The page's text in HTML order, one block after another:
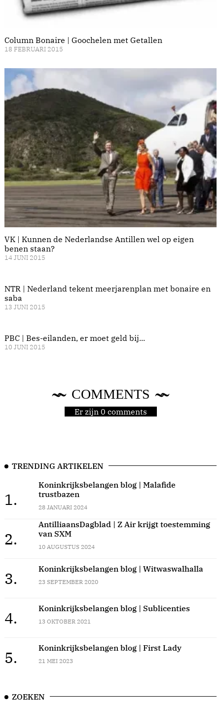
Column Bonaire | Goochelen met Getallen
18 FEBRUARI 2015
VK | Kunnen de Nederlandse Antillen wel op eigen
benen staan?
14 JUNI 2015
NTR | Nederland tekent meerjarenplan met bonaire en
saba
13 JUNI 2015
PBC | Bes-eilanden, er moet geld bij...
10 JUNI 2015
COMMENTS
Er zijn 0 comments
TRENDING ARTIKELEN
1.
Koninkrijksbelangen blog | Malafide
trustbazen
28 JANUARI 2024
2.
AntilliaansDagblad | Z Air krijgt toestemming
van SXM
10 AUGUSTUS 2024
3.
Koninkrijksbelangen blog | Witwaswalhalla
23 SEPTEMBER 2020
4.
Koninkrijksbelangen blog | Sublicenties
13 OKTOBER 2021
5.
Koninkrijksbelangen blog | First Lady
21 MEI 2023
ZOEKEN